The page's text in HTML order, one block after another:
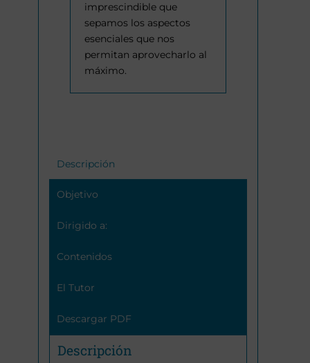
imprescindible que
sepamos los aspectos
esenciales que nos
permitan aprovecharlo al
máximo.
Descripción
Objetivo
Dirigido a:
Contenidos
El Tutor
Descargar PDF
Descripción